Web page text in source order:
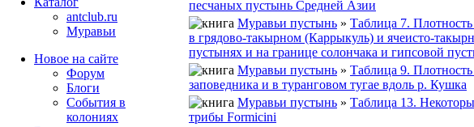
песчаных пустынь Средней Азии
Муравьи пустынь » Таблица 7.
в грядово-такырном (Каррыкуль) и ячеисто-
пустынях и на границе солончака и гипсовой
Муравьи пустынь » Таблица 9.
заповедника и в туранговом тугае вдоль р. Кушка
Муравьи пустынь » Таблица 13.
трибы Formicini
antclub.ru
Муравьи
Новое на сайте
Форум
Блоги
События в
колониях